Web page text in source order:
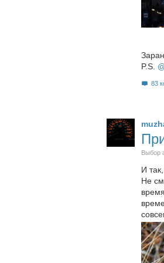
P.S.
83
Выбор
И
Не